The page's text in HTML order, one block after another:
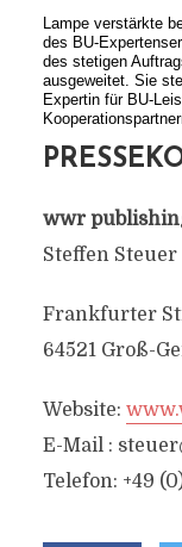
Lampe verstärkte
des BU-
des stetigen
ausgeweitet. Sie
Expertin für BU-
wwr
Steffen Steuer
Frankfurter
64521 Groß-
Website:
E-Mail :
Telefon: +49